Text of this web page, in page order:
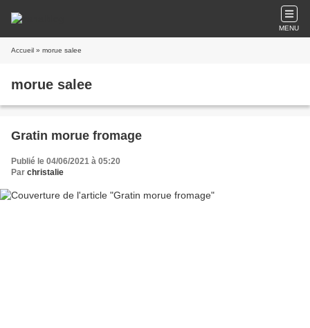
MENU
Accueil » morue salee
morue salee
Gratin morue fromage
Publié le 04/06/2021 à 05:20
Par christalie